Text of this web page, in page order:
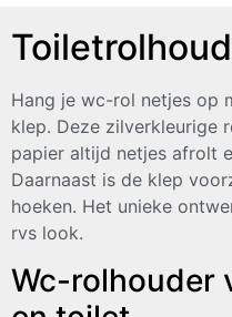
Hang je wc-rol netjes op
klep. Deze zilverkleurige
papier altijd netjes afrolt
Daarnaast is de klep
hoeken. Het unieke
rvs look.
Wc-rolhouder